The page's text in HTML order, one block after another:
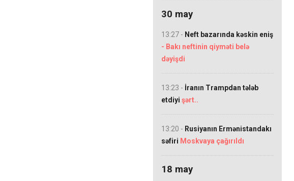
30 may
13:27 - Neft bazarında kəskin eniş
- Bakı neftinin qiyməti belə
dəyişdi
13:23 - İranın Trampdan tələb
etdiyi şərt..
13:20 - Rusiyanın Ermənistandakı
səfiri Moskvaya çağırıldı
18 may